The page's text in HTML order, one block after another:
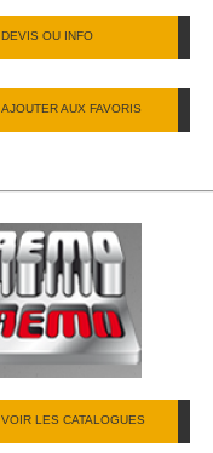
DEVIS OU INFO
AJOUTER AUX FAVORIS
VOIR LES CATALOGUES